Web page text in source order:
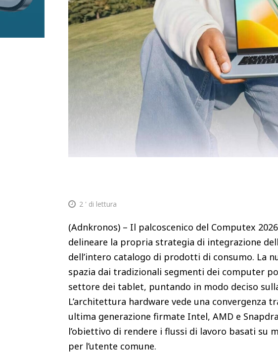
2 ' di lettura
(Adnkronos) – Il palcoscenico del Computex
delineare la propria strategia di integrazione
dell’intero catalogo di prodotti di consumo. La
spazia dai tradizionali segmenti dei computer
settore dei tablet, puntando in modo deciso
L’architettura hardware vede una convergenza
ultima generazione firmate Intel, AMD e
l’obiettivo di rendere i flussi di lavoro basati su
per l’utente comune.